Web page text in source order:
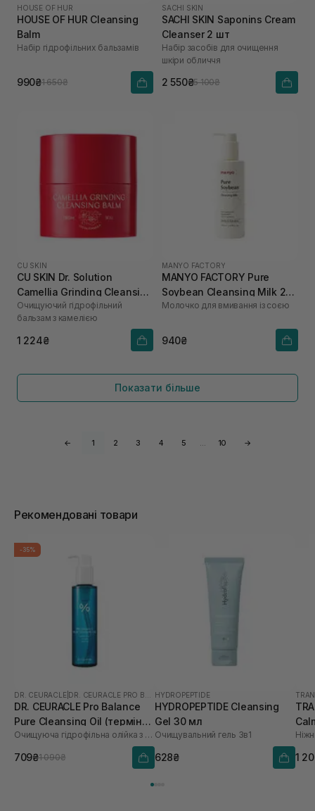
HOUSE OF HUR
HOUSE OF HUR Cleansing
Balm
Набір гідрофільних бальзамів
990₴1 650₴
SACHI SKIN
SACHI SKIN Saponins Cream
Cleanser 2 шт
Набір засобів для очищення
шкіри обличчя
2 550₴5 100₴
CU SKIN
CU SKIN Dr. Solution
Camellia Grinding Cleansing
Balm 50 г
Очищуючий гідрофільний
бальзам з камелією
1 224₴
MANYO FACTORY
MANYO FACTORY Pure
Soybean Cleansing Milk 200
мл
Молочко для вмивання із соєю
940₴
Показати більше
← 1 2 3 4 5 … 10 →
Рекомендовані товари
-35%
DR. CEURACLE
DR. CEURACLE Pro Balance
Pure Cleansing Oil (термін
до 01.27р.) 155 мл
Очищуюча гідрофільна олійка з пробіотиками
709₴1 090₴
HYDROPEPTIDE
HYDROPEPTIDE Cleansing
Gel 30 мл
Очищувальний гель 3в1
628₴
мл
1